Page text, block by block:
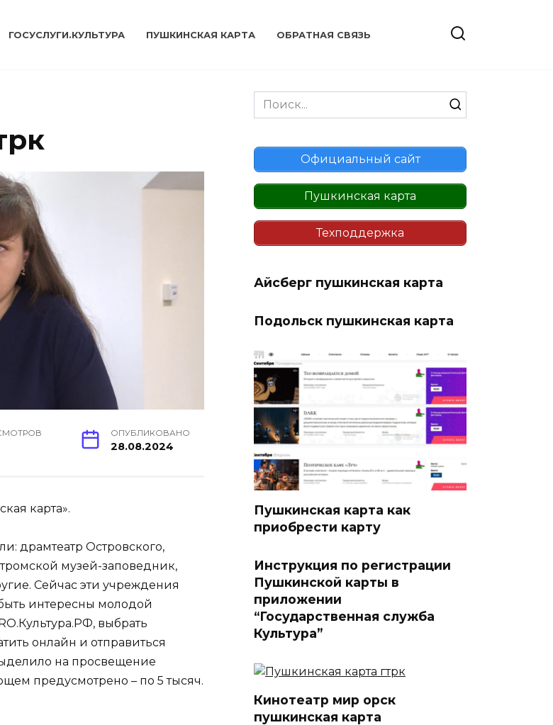
ГОСУСЛУГИ.КУЛЬТУРА ПУШКИНСКАЯ КАРТА ОБРАТНАЯ СВЯЗЬ
ОПУБЛИКОВАНО
28.08.2024
карта».
драмтеатр Островского,
музей-заповедник,
Сейчас эти учреждения
интересны молодой
выбрать
онлайн и отправиться
на просвещение
предусмотрено – по 5 тысяч.
Search
for:
Официальный сайт
Пушкинская карта
Техподдержка
Айсберг пушкинская карта
Подольск пушкинская карта
Пушкинская карта как
приобрести карту
Инструкция по регистрации
Пушкинской карты в
приложении
“Государственная служба
Культура”
Кинотеатр мир орск
пушкинская карта